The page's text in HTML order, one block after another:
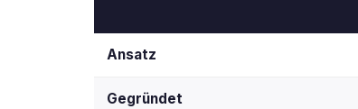
Ansatz
Gegründet